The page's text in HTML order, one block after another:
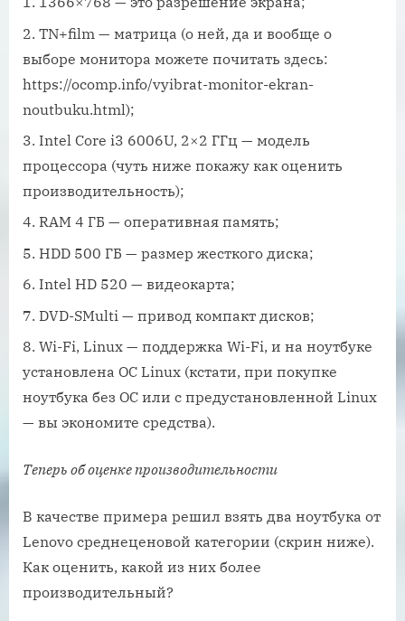
TN+film — матрица (о ней, да и вообще о
выборе монитора можете почитать здесь:
https://ocomp.info/vyibrat-monitor-ekran-
noutbuku.html);
Intel Core i3 6006U, 2×2 ГГц — модель
процессора (чуть ниже покажу как оценить
производительность);
RAM 4 ГБ — оперативная память;
HDD 500 ГБ — размер жесткого диска;
Intel HD 520 — видеокарта;
DVD-SMulti — привод компакт дисков;
Wi-Fi, Linux — поддержка Wi-Fi, и на ноутбуке
установлена ОС Linux (кстати, при покупке
ноутбука без ОС или с предустановленной Linux
— вы экономите средства).
Теперь об оценке производительности
В качестве примера решил взять два ноутбука от
Lenovo среднеценовой категории (скрин ниже).
Как оценить, какой из них более
производительный?